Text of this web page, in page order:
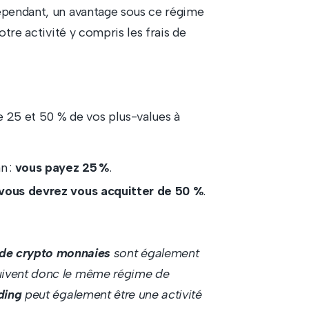
un avantage sous ce régime
activité y compris les frais de
et 50 % de vos plus-values à
: vous payez 25 %.
devrez vous acquitter de 50 %.
crypto monnaies sont également
donc le même régime de
peut également être une activité